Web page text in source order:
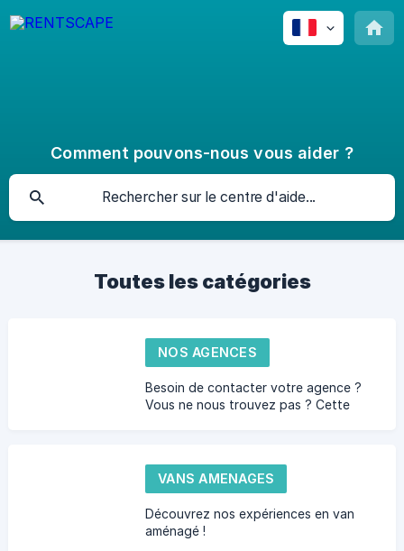
Comment pouvons-nous vous aider ?
Toutes les catégories
NOS AGENCES
Besoin de contacter votre agence ?
Vous ne nous trouvez pas ? Cette
VANS AMENAGES
Découvrez nos expériences en van
aménagé !